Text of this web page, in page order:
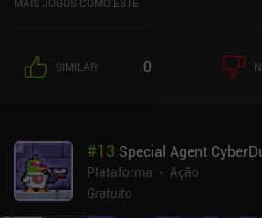
combate, Lucky Luna é um jogo que
armadilhas movendo-se rapidamente,
Felizmente, embora seja necessário
morrer, podemos reaparecer infinitamente
controle. Depois de concluir um nível, que
MAIS JOGOS COMO ESTE
SIMILAR 0
#13 Special Agent
Plataforma
Ação
Gratuito